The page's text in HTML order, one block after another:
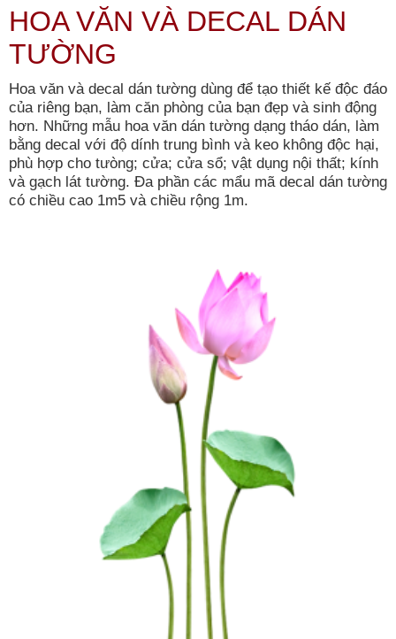
HOA VĂN VÀ DECAL DÁN
TƯỜNG
Hoa văn và decal dán tường dùng để tạo thiết kế độc đáo
của riêng bạn, làm căn phòng của bạn đẹp và sinh động
hơn. Những mẫu hoa văn dán tường dạng tháo dán, làm
bằng decal với độ dính trung bình và keo không độc hại,
phù hợp cho tưòng; cửa; cửa sổ; vật dụng nội thất; kính
và gạch lát tường. Đa phần các mẩu mã decal dán tường
có chiều cao 1m5 và chiều rộng 1m.